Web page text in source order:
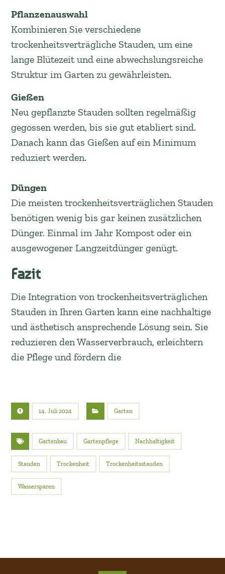
Pflanzenauswahl
Kombinieren Sie verschiedene
trockenheitsverträgliche Stauden, um eine
lange Blütezeit und eine abwechslungsreiche
Struktur im Garten zu gewährleisten.
Gießen
Neu gepflanzte Stauden sollten regelmäßig
gegossen werden, bis sie gut etabliert sind.
Danach kann das Gießen auf ein Minimum
reduziert werden.
Düngen
Die meisten trockenheitsverträglichen Stauden
benötigen wenig bis gar keinen zusätzlichen
Dünger. Einmal im Jahr Kompost oder ein
ausgewogener Langzeitdünger genügt.
Fazit
Die Integration von trockenheitsverträglichen
Stauden in Ihren Garten kann eine nachhaltige
und ästhetisch ansprechende Lösung sein. Sie
reduzieren den Wasserverbrauch, erleichtern
die Pflege und fördern die
14. Juli 2024 Garten
Gartenbau Gartenpflege Nachhaltigkeit
Stauden Trockenheit Trockenheitsstauden
Wassersparen
015157726148